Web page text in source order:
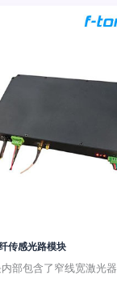
传感光路模块
部包含了窄线宽激光器